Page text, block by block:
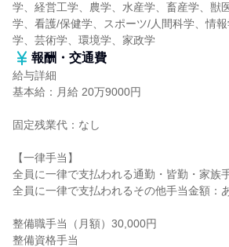
学、経営工学、農学、水産学、畜産学、獣
学、看護/保健学、スポーツ/人間科学、情
学、芸術学、環境学、家政学
報酬・交通費
給与詳細
基本給：月給 20万9000円
固定残業代：なし
【一律手当】
全員に一律で支払われる通勤・皆勤・家族
全員に一律で支払われるその他手当金額：
整備職手当（月額）30,000円
整備資格手当